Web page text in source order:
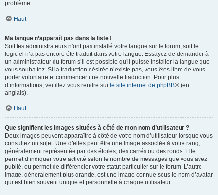
problème.
Haut
Ma langue n’apparaît pas dans la liste !
Soit les administrateurs n’ont pas installé votre langue sur le forum, soit le
logiciel n’a pas encore été traduit dans votre langue. Essayez de demander à
un administrateur du forum s’il est possible qu’il puisse installer la langue que
vous souhaitez. Si la traduction désirée n’existe pas, vous êtes libre de vous
porter volontaire et commencer une nouvelle traduction. Pour plus
d’informations, veuillez vous rendre sur le site internet de phpBB® (en
anglais).
Haut
Que signifient les images situées à côté de mon nom d’utilisateur ?
Deux images peuvent apparaître à côté de votre nom d’utilisateur lorsque vous
consultez un sujet. Une d’elles peut être une image associée à votre rang,
généralement représentée par des étoiles, des carrés ou des ronds. Elle
permet d’indiquer votre activité selon le nombre de messages que vous avez
publié, ou permet de différencier votre statut particulier sur le forum. L’autre
image, généralement plus grande, est une image connue sous le nom d’avatar
qui est bien souvent unique et personnelle à chaque utilisateur.